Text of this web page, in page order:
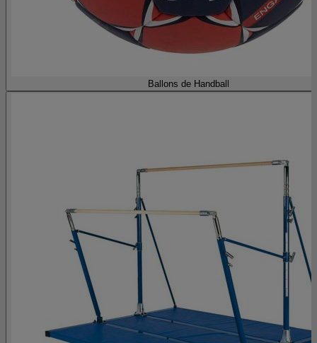
Ballons de Handball